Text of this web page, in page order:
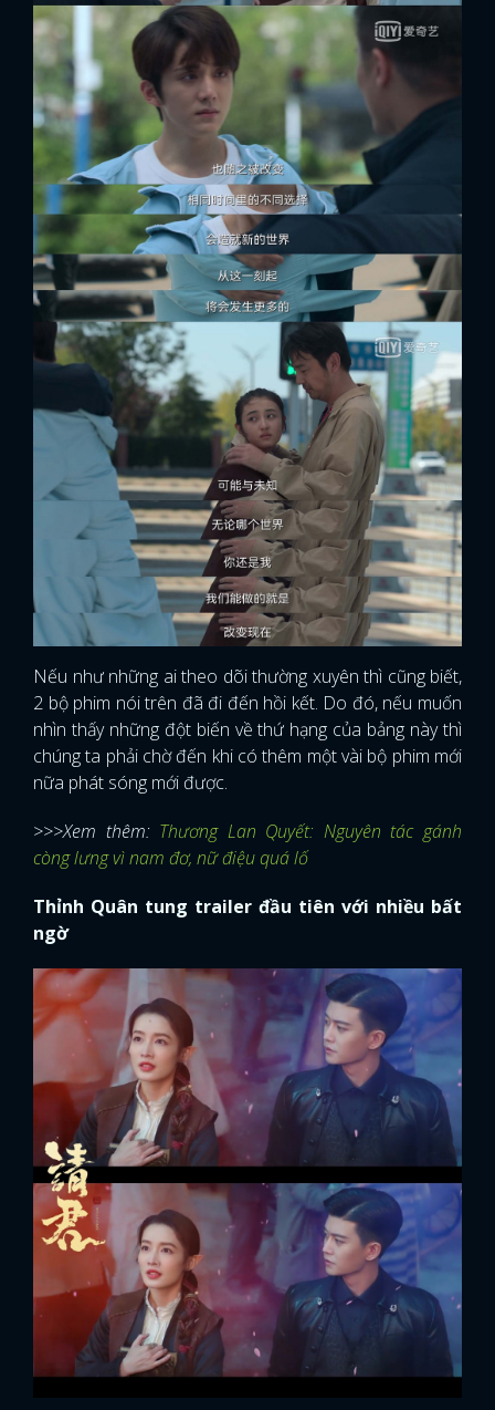
Nếu như những ai theo dõi thường xuyên thì cũng biết,
2 bộ phim nói trên đã đi đến hồi kết. Do đó, nếu muốn
nhìn thấy những đột biến về thứ hạng của bảng này thì
chúng ta phải chờ đến khi có thêm một vài bộ phim mới
nữa phát sóng mới được.
>>>Xem thêm: Thương Lan Quyết: Nguyên tác gánh
còng lưng vì nam đơ, nữ điệu quá lố
Thỉnh Quân tung trailer đầu tiên với nhiều bất
ngờ